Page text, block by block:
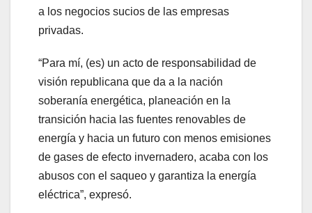
a los negocios sucios de las empresas
privadas.
“Para mí, (es) un acto de responsabilidad de
visión republicana que da a la nación
soberanía energética, planeación en la
transición hacia las fuentes renovables de
energía y hacia un futuro con menos emisiones
de gases de efecto invernadero, acaba con los
abusos con el saqueo y garantiza la energía
eléctrica”, expresó.